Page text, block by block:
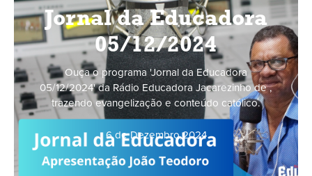
Jornal da Educadora
05/12/2024
Ouça o programa 'Jornal da Educadora
05/12/2024' da Rádio Educadora Jacarezinho de ,
trazendo evangelização e conteúdo católico.
6 de Dezembro,2024